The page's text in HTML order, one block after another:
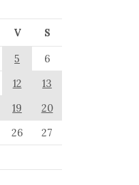
V
S
5
6
12
13
19
20
26
27